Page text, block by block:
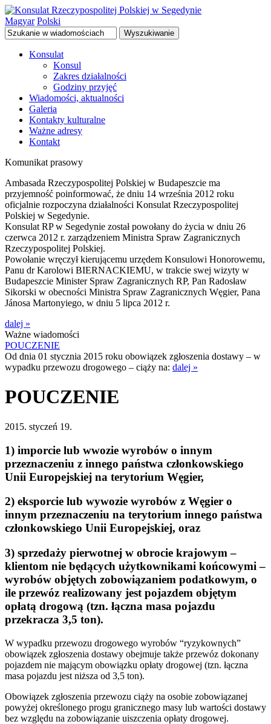
Magyar Polski
Wyszukiwanie
Konsulat
Konsul
Zakres działalności
Godziny przyjęć
Wiadomości, aktualności
Galeria
Kontakty kulturalne
Ważne adresy
Kontakt
Komunikat prasowy
Ambasada Rzeczypospolitej Polskiej w Budapeszcie ma
przyjemność poinformować, że dniu 14 września 2012 roku
oficjalnie rozpoczyna działalności Konsulat Rzeczypospolitej
Polskiej w Segedynie.
Konsulat RP w Segedynie został powołany do życia w dniu 26
czerwca 2012 r. zarządzeniem Ministra Spraw Zagranicznych
Rzeczypospolitej Polskiej.
Powołanie wręczył kierującemu urzędem Konsulowi Honorowemu,
Panu dr Karolowi BIERNACKIEMU, w trakcie swej wizyty w
Budapeszcie Minister Spraw Zagranicznych RP, Pan Radosław
Sikorski w obecności Ministra Spraw Zagranicznych Węgier, Pana
Jánosa Martonyiego, w dniu 5 lipca 2012 r.
dalej »
Ważne wiadomości
POUCZENIE
Od dnia 01 stycznia 2015 roku obowiązek zgłoszenia dostawy – w
wypadku przewozu drogowego – ciąży na: dalej »
POUCZENIE
2015. styczeń 19.
1) imporcie lub wwozie wyrobów o innym
przeznaczeniu z innego państwa członkowskiego
Unii Europejskiej na terytorium Węgier,
2) eksporcie lub wywozie wyrobów z Węgier o
innym przeznaczeniu na terytorium innego państwa
członkowskiego Unii Europejskiej, oraz
3) sprzedaży pierwotnej w obrocie krajowym –
klientom nie będących użytkownikami końcowymi –
wyrobów objętych zobowiązaniem podatkowym, o
ile przewóz realizowany jest pojazdem objętym
opłatą drogową (tzn. łączna masa pojazdu
przekracza 3,5 ton).
W wypadku przewozu drogowego wyrobów “ryzykownych”
obowiązek zgłoszenia dostawy obejmuje także przewóz dokonany
pojazdem nie mającym obowiązku opłaty drogowej (tzn. łączna
masa pojazdu jest niższa od 3,5 ton).
Obowiązek zgłoszenia przewozu ciąży na osobie zobowiązanej
powyżej określonego progu granicznego masy lub wartości dostawy
bez względu na zobowiązanie uiszczenia opłaty drogowej.